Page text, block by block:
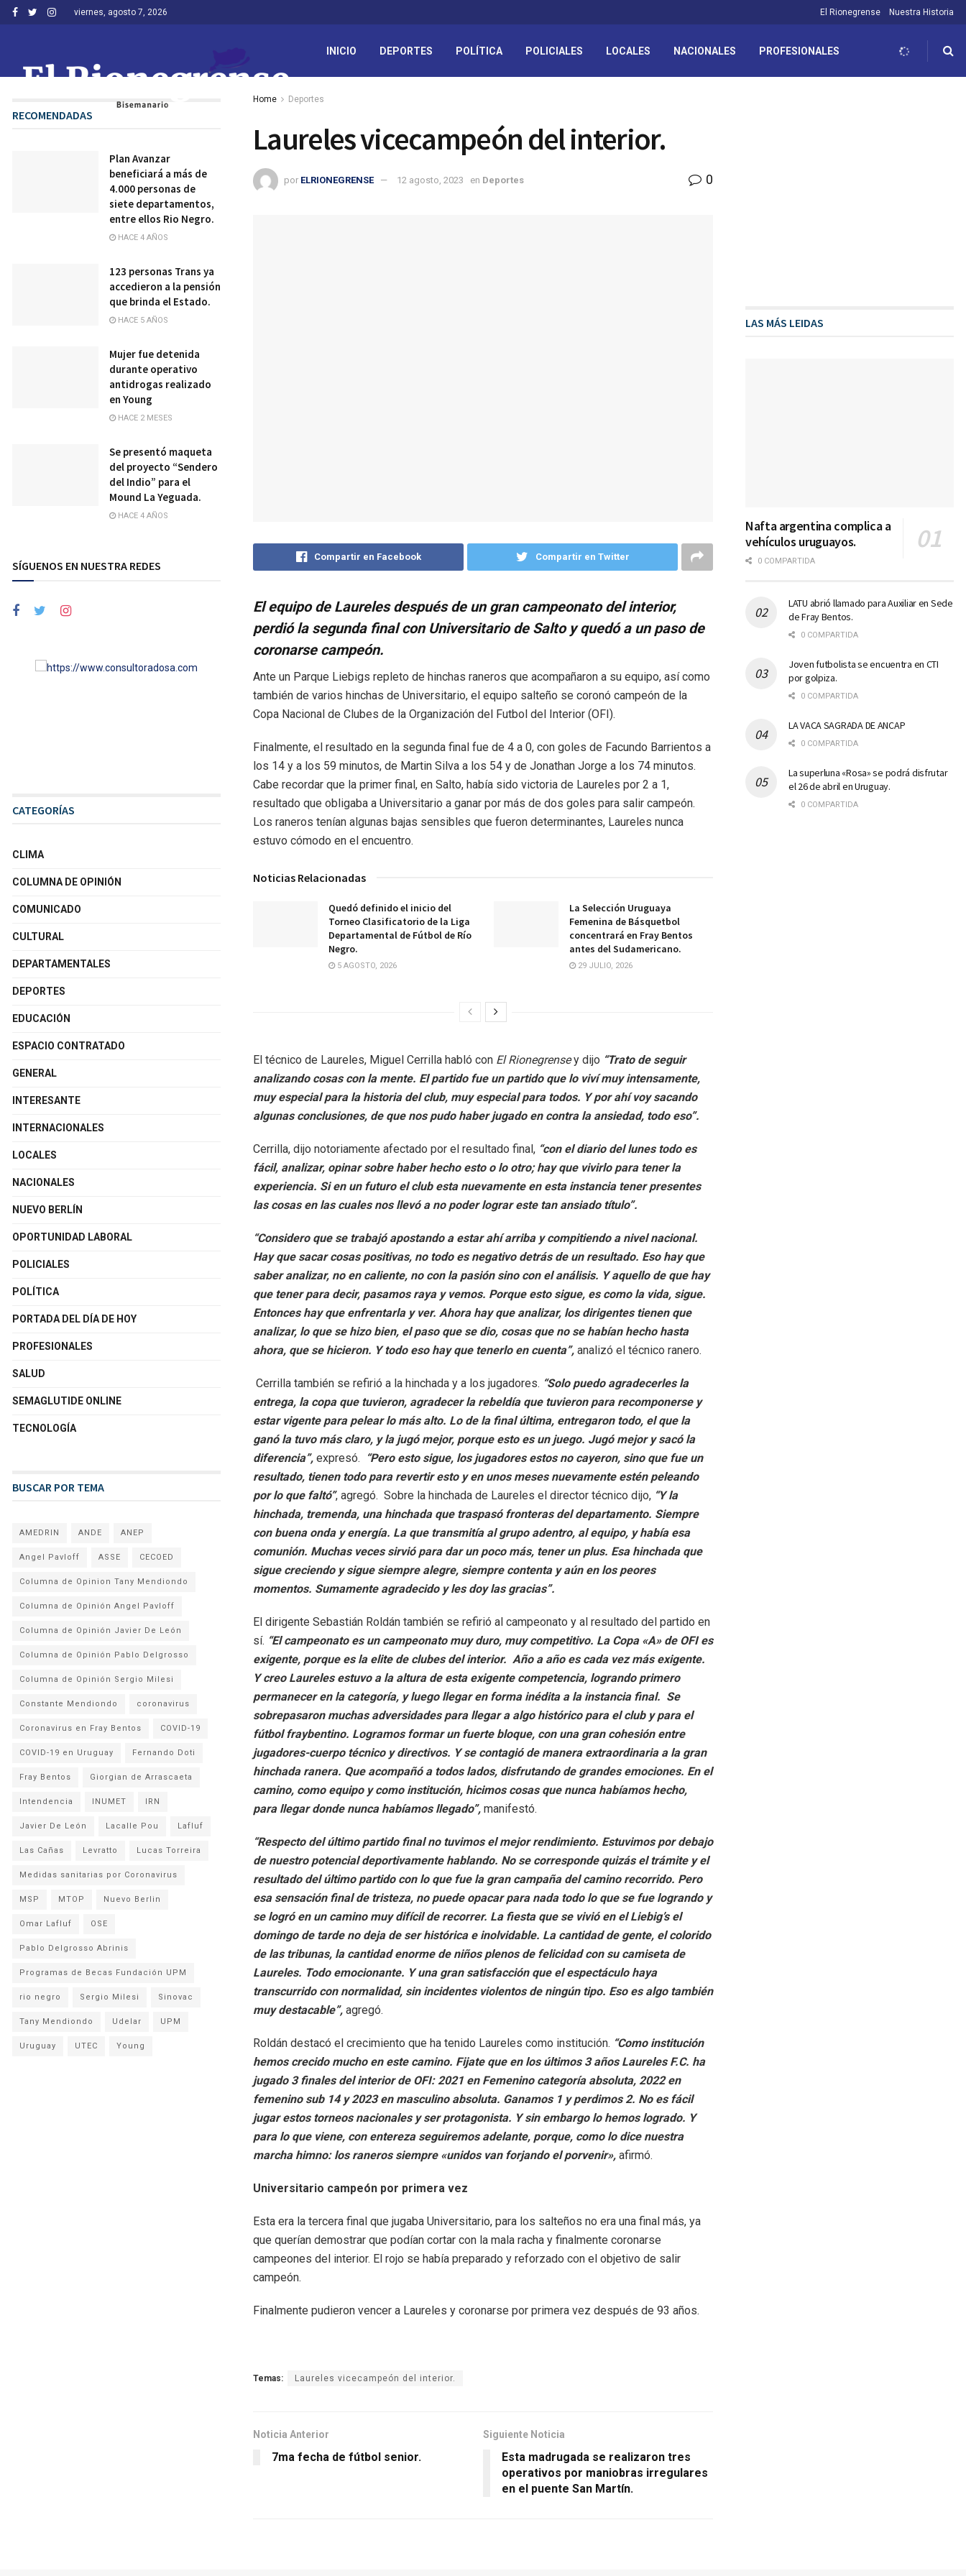
viernes, agosto 7, 2026 El Rionegrense Nuestra Historia
INICIO DEPORTES POLÍTICA POLICIALES LOCALES NACIONALES PROFESIONALES
Home Deportes
Laureles vicecampeón del interior.
por ELRIONEGRENSE 12 agosto, 2023 en Deportes 0
Compartir en Facebook Compartir en Twitter
El equipo de Laureles después de un gran campeonato del interior,
perdió la segunda final con Universitario de Salto y quedó a un paso de
coronarse campeón.
Ante un Parque Liebigs repleto de hinchas raneros que acompañaron a su equipo, así como
también de varios hinchas de Universitario, el equipo salteño se coronó campeón de la
Copa Nacional de Clubes de la Organización del Futbol del Interior (OFI).
Finalmente, el resultado en la segunda final fue de 4 a 0, con goles de Facundo Barrientos a
los 14 y a los 59 minutos, de Martin Silva a los 54 y de Jonathan Jorge a los 74 minutos.
Cabe recordar que la primer final, en Salto, había sido victoria de Laureles por 2 a 1,
resultado que obligaba a Universitario a ganar por más de dos goles para salir campeón.
Los raneros tenían algunas bajas sensibles que fueron determinantes, Laureles nunca
estuvo cómodo en el encuentro.
Noticias Relacionadas
Quedó definido el inicio del
Torneo Clasificatorio de la Liga
Departamental de Fútbol de Río
Negro.
5 AGOSTO, 2026
La Selección Uruguaya
Femenina de Básquetbol
concentrará en Fray Bentos
antes del Sudamericano.
29 JULIO, 2026
El técnico de Laureles, Miguel Cerrilla habló con El Rionegrensey dijo “Trato de seguir
analizando cosas con la mente. El partido fue un partido que lo viví muy intensamente,
muy especial para la historia del club, muy especial para todos. Y por ahí voy sacando
algunas conclusiones, de que nos pudo haber jugado en contra la ansiedad, todo eso”.
Cerrilla, dijo notoriamente afectado por el resultado final, “con el diario del lunes todo es
fácil, analizar, opinar sobre haber hecho esto o lo otro; hay que vivirlo para tener la
experiencia. Si en un futuro el club esta nuevamente en esta instancia tener presentes
las cosas en las cuales nos llevó a no poder lograr este tan ansiado título”.
“Considero que se trabajó apostando a estar ahí arriba y compitiendo a nivel nacional.
Hay que sacar cosas positivas, no todo es negativo detrás de un resultado. Eso hay que
saber analizar, no en caliente, no con la pasión sino con el análisis. Y aquello de que hay
que tener para decir, pasamos raya y vemos. Porque esto sigue, es como la vida, sigue.
Entonces hay que enfrentarla y ver. Ahora hay que analizar, los dirigentes tienen que
analizar, lo que se hizo bien, el paso que se dio, cosas que no se habían hecho hasta
ahora, que se hicieron. Y todo eso hay que tenerlo en cuenta”, analizó el técnico ranero.
Cerrilla también se refirió a la hinchada y a los jugadores. “Solo puedo agradecerles la
entrega, la copa que tuvieron, agradecer la rebeldía que tuvieron para recomponerse y
estar vigente para pelear lo más alto. Lo de la final última, entregaron todo, el que la
ganó la tuvo más claro, y la jugó mejor, porque esto es un juego. Jugó mejor y sacó la
diferencia”, expresó.
“Pero esto sigue, los jugadores estos no cayeron, sino que fue un
resultado, tienen todo para revertir esto y en unos meses nuevamente estén peleando
por lo que faltó”, agregó. Sobre la hinchada de Laureles el director técnico dijo, “Y la
hinchada, tremenda, una hinchada que traspasó fronteras del departamento. Siempre
con buena onda y energía. La que transmitía al grupo adentro, al equipo, y había esa
comunión. Muchas veces sirvió para dar un poco más, tener un plus. Esa hinchada que
sigue creciendo y sigue siempre alegre, siempre contenta y aún en los peores
momentos. Sumamente agradecido y les doy las gracias”.
El dirigente Sebastián Roldán también se refirió al campeonato y al resultado del partido en
sí. “El campeonato es un campeonato muy duro, muy competitivo. La Copa «A» de OFI es
exigente, porque es la elite de clubes del interior. Año a año es cada vez más exigente.
Y creo Laureles estuvo a la altura de esta exigente competencia, logrando primero
permanecer en la categoría, y luego llegar en forma inédita a la instancia final. Se
sobrepasaron muchas adversidades para llegar a algo histórico para el club y para el
fútbol fraybentino. Logramos formar un fuerte bloque, con una gran cohesión entre
jugadores-cuerpo técnico y directivos. Y se contagió de manera extraordinaria a la gran
hinchada ranera. Que acompañó a todos lados, disfrutando de grandes emociones. En el
camino, como equipo y como institución, hicimos cosas que nunca habíamos hecho,
para llegar donde nunca habíamos llegado”, manifestó.
“Respecto del último partido final no tuvimos el mejor rendimiento. Estuvimos por debajo
de nuestro potencial deportivamente hablando. No se corresponde quizás el trámite y el
resultado del último partido con lo que fue la gran campaña del camino recorrido. Pero
esa sensación final de tristeza, no puede opacar para nada todo lo que se fue logrando y
se logró en un camino muy difícil de recorrer. La fiesta que se vivió en el Liebig’s el
domingo de tarde no deja de ser histórica e inolvidable. La cantidad de gente, el colorido
de las tribunas, la cantidad enorme de niños plenos de felicidad con su camiseta de
Laureles. Todo emocionante. Y una gran satisfacción que el espectáculo haya
transcurrido con normalidad, sin incidentes violentos de ningún tipo. Eso es algo también
muy destacable”, agregó.
Roldán destacó el crecimiento que ha tenido Laureles como institución. “Como institución
hemos crecido mucho en este camino. Fijate que en los últimos 3 años Laureles F.C. ha
jugado 3 finales del interior de OFI: 2021 en Femenino categoría absoluta, 2022 en
femenino sub 14 y 2023 en masculino absoluta. Ganamos 1 y perdimos 2. No es fácil
jugar estos torneos nacionales y ser protagonista. Y sin embargo lo hemos logrado. Y
para lo que viene, con entereza seguiremos adelante, porque, como lo dice nuestra
marcha himno: los raneros siempre «unidos van forjando el porvenir», afirmó.
Universitario campeón por primera vez
Esta era la tercera final que jugaba Universitario, para los salteños no era una final más, ya
que querían demostrar que podían cortar con la mala racha y finalmente coronarse
campeones del interior. El rojo se había preparado y reforzado con el objetivo de salir
campeón.
Finalmente pudieron vencer a Laureles y coronarse por primera vez después de 93 años.
Temas: Laureles vicecampeón del interior.
Noticia Anterior
7ma fecha de fútbol senior.
Siguiente Noticia
Esta madrugada se realizaron tres
operativos por maniobras irregulares
en el puente San Martín.
RECOMENDADAS
Plan Avanzar
beneficiará a más de
4.000 personas de
siete departamentos,
entre ellos Rio Negro.
HACE 4 AÑOS
123 personas Trans ya
accedieron a la pensión
que brinda el Estado.
HACE 5 AÑOS
Mujer fue detenida
durante operativo
antidrogas realizado
en Young
HACE 2 MESES
Se presentó maqueta
del proyecto “Sendero
del Indio” para el
Mound La Yeguada.
HACE 4 AÑOS
SÍGUENOS EN NUESTRA REDES
CATEGORÍAS
CLIMA
COLUMNA DE OPINIÓN
COMUNICADO
CULTURAL
DEPARTAMENTALES
DEPORTES
EDUCACIÓN
ESPACIO CONTRATADO
GENERAL
INTERESANTE
INTERNACIONALES
LOCALES
NACIONALES
NUEVO BERLÍN
OPORTUNIDAD LABORAL
POLICIALES
POLÍTICA
PORTADA DEL DÍA DE HOY
PROFESIONALES
SALUD
SEMAGLUTIDE ONLINE
TECNOLOGÍA
BUSCAR POR TEMA
AMEDRIN ANDE ANEP
Angel Pavloff ASSE CECOED
Columna de Opinion Tany Mendiondo
Columna de Opinión Angel Pavloff
Columna de Opinión Javier De León
Columna de Opinión Pablo Delgrosso
Columna de Opinión Sergio Milesi
Constante Mendiondo coronavirus
Coronavirus en Fray Bentos COVID-19
COVID-19 en Uruguay Fernando Doti
Fray Bentos Giorgian de Arrascaeta
Intendencia INUMET IRN
Javier De León Lacalle Pou Lafluf
Las Cañas Levratto Lucas Torreira
Medidas sanitarias por Coronavirus
MSP MTOP Nuevo Berlin
Omar Lafluf OSE
Pablo Delgrosso Abrinis
Programas de Becas Fundación UPM
rio negro Sergio Milesi Sinovac
Tany Mendiondo Udelar UPM
Uruguay UTEC Young
LAS MÁS LEIDAS
Nafta argentina complica a
vehículos uruguayos.
0 COMPARTIDA
LATU abrió llamado para Auxiliar en Sede
de Fray Bentos.
0 COMPARTIDA
Joven futbolista se encuentra en CTI
por golpiza.
0 COMPARTIDA
LA VACA SAGRADA DE ANCAP
0 COMPARTIDA
La superluna «Rosa» se podrá disfrutar
el 26 de abril en Uruguay.
0 COMPARTIDA